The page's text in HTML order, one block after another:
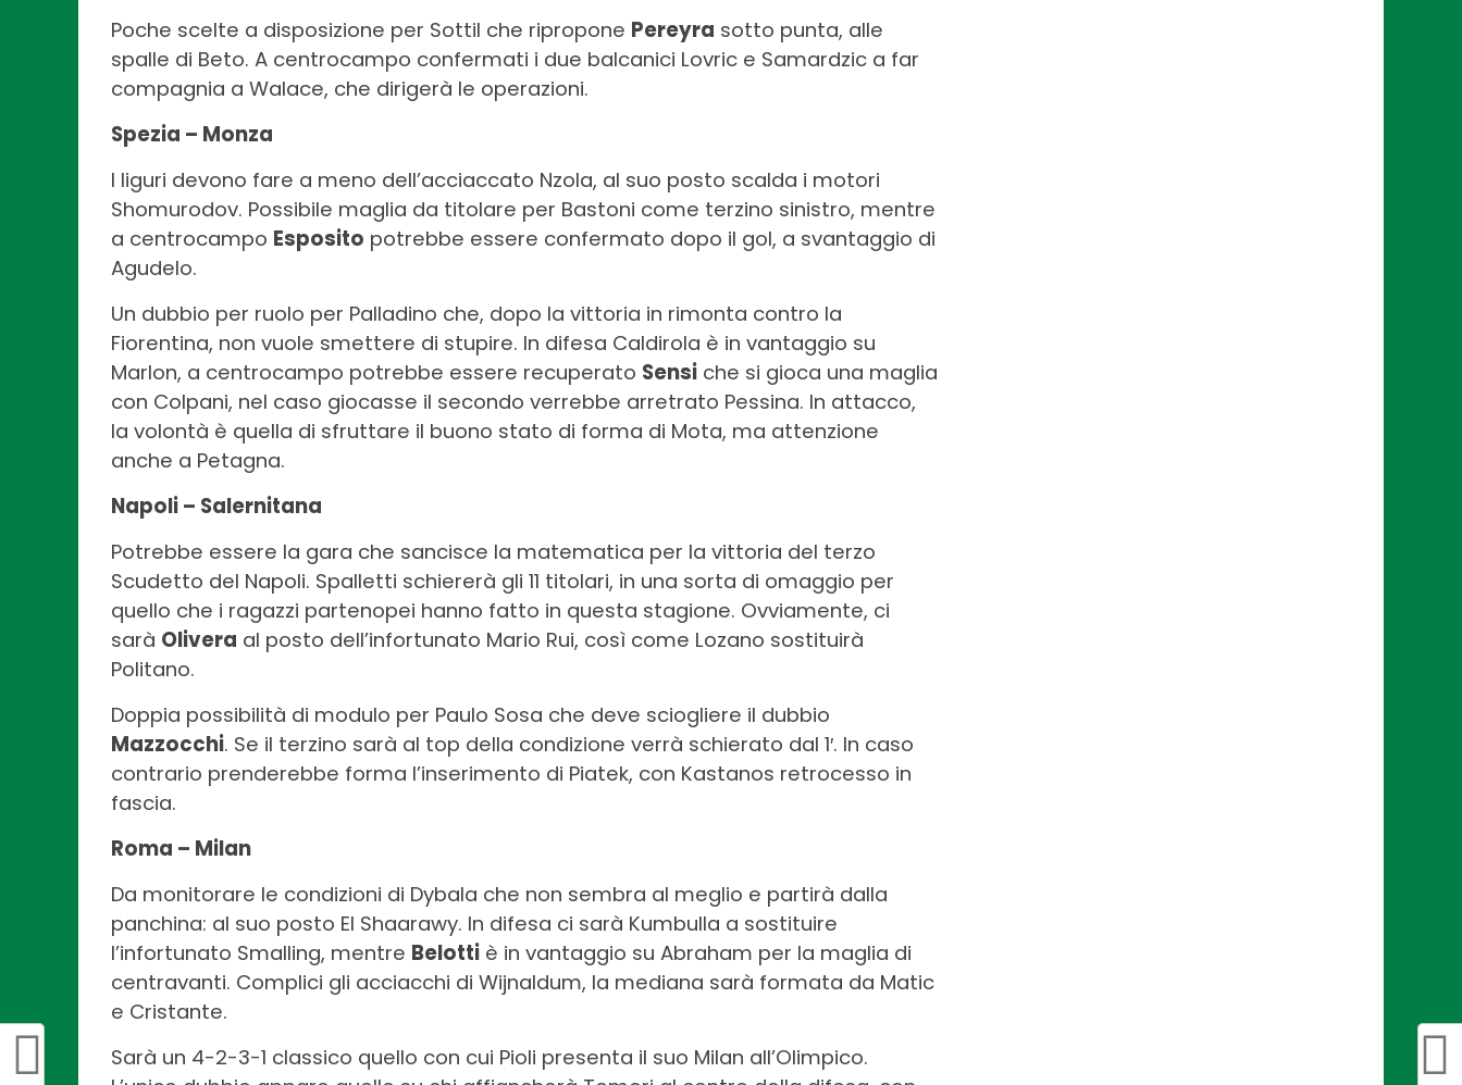
Poche scelte a disposizione per Sottil che ripropone Pereyra sotto punta, alle
spalle di Beto. A centrocampo confermati i due balcanici Lovric e Samardzic a far
compagnia a Walace, che dirigerà le operazioni.
Spezia – Monza
I liguri devono fare a meno dell’acciaccato Nzola, al suo posto scalda i motori
Shomurodov. Possibile maglia da titolare per Bastoni come terzino sinistro, mentre
a centrocampo Esposito potrebbe essere confermato dopo il gol, a svantaggio di
Agudelo.
Un dubbio per ruolo per Palladino che, dopo la vittoria in rimonta contro la
Fiorentina, non vuole smettere di stupire. In difesa Caldirola è in vantaggio su
Marlon, a centrocampo potrebbe essere recuperato Sensi che si gioca una maglia
con Colpani, nel caso giocasse il secondo verrebbe arretrato Pessina. In attacco,
la volontà è quella di sfruttare il buono stato di forma di Mota, ma attenzione
anche a Petagna.
Napoli – Salernitana
Potrebbe essere la gara che sancisce la matematica per la vittoria del terzo
Scudetto del Napoli. Spalletti schiererà gli 11 titolari, in una sorta di omaggio per
quello che i ragazzi partenopei hanno fatto in questa stagione. Ovviamente, ci
sarà Olivera al posto dell’infortunato Mario Rui, così come Lozano sostituirà
Politano.
Doppia possibilità di modulo per Paulo Sosa che deve sciogliere il dubbio
Mazzocchi. Se il terzino sarà al top della condizione verrà schierato dal 1′. In caso
contrario prenderebbe forma l’inserimento di Piatek, con Kastanos retrocesso in
fascia.
Roma – Milan
Da monitorare le condizioni di Dybala che non sembra al meglio e partirà dalla
panchina: al suo posto El Shaarawy. In difesa ci sarà Kumbulla a sostituire
l’infortunato Smalling, mentre Belotti è in vantaggio su Abraham per la maglia di
centravanti. Complici gli acciacchi di Wijnaldum, la mediana sarà formata da Matic
e Cristante.
Sarà un 4-2-3-1 classico quello con cui Pioli presenta il suo Milan all’Olimpico.